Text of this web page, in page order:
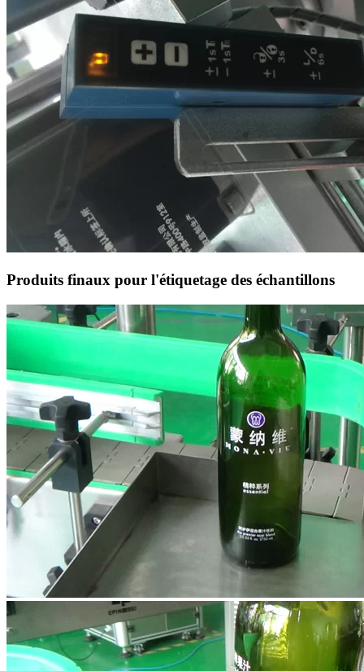
Produits finaux pour l'étiquetage des échantillons